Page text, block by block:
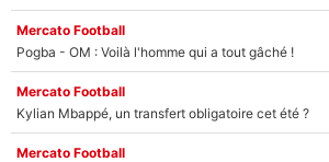
Mercato Football
Pogba - OM : Voilà l'homme qui a tout gâché !
Mercato Football
Kylian Mbappé, un transfert obligatoire cet été ?
Mercato Football